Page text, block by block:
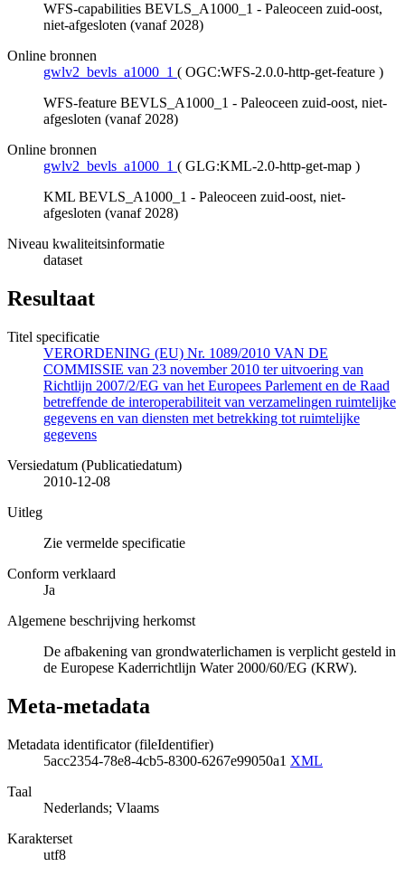
WFS-capabilities BEVLS_A1000_1 - Paleoceen zuid-oost,
niet-afgesloten (vanaf 2028)
Online bronnen
gwlv2_bevls_a1000_1 ( OGC:WFS-2.0.0-http-get-feature )
WFS-feature BEVLS_A1000_1 - Paleoceen zuid-oost, niet-
afgesloten (vanaf 2028)
Online bronnen
gwlv2_bevls_a1000_1 ( GLG:KML-2.0-http-get-map )
KML BEVLS_A1000_1 - Paleoceen zuid-oost, niet-
afgesloten (vanaf 2028)
Niveau kwaliteitsinformatie
dataset
Resultaat
Titel specificatie
VERORDENING (EU) Nr. 1089/2010 VAN DE
COMMISSIE van 23 november 2010 ter uitvoering van
Richtlijn 2007/2/EG van het Europees Parlement en de Raad
betreffende de interoperabiliteit van verzamelingen ruimtelijke
gegevens en van diensten met betrekking tot ruimtelijke
gegevens
Versiedatum (Publicatiedatum)
2010-12-08
Uitleg
Zie vermelde specificatie
Conform verklaard
Ja
Algemene beschrijving herkomst
De afbakening van grondwaterlichamen is verplicht gesteld in
de Europese Kaderrichtlijn Water 2000/60/EG (KRW).
Meta-metadata
Metadata identificator (fileIdentifier)
5acc2354-78e8-4cb5-8300-6267e99050a1 XML
Taal
Nederlands; Vlaams
Karakterset
utf8